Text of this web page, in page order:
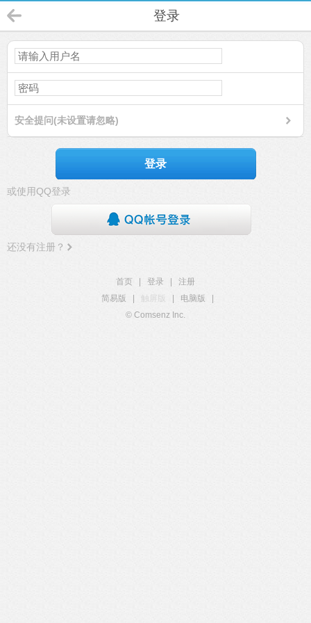
登录
安全提问(未设置请忽略)
登录
或使用QQ登录
还没有注册？
首页 登录
注册
简易版
触屏版 电脑版
© Comsenz Inc.